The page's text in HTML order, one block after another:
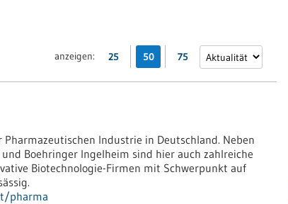
anzeigen: 25 50 75
Industrie in Deutschland. Neben
Boehringer Ingelheim sind hier auch zahlreiche
Biotechnologie-Firmen mit Schwerpunkt auf
pharma